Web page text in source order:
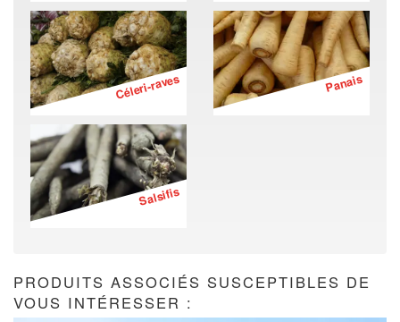
Céleri-raves Panais
Salsifis
PRODUITS ASSOCIÉS SUSCEPTIBLES DE
VOUS INTÉRESSER :